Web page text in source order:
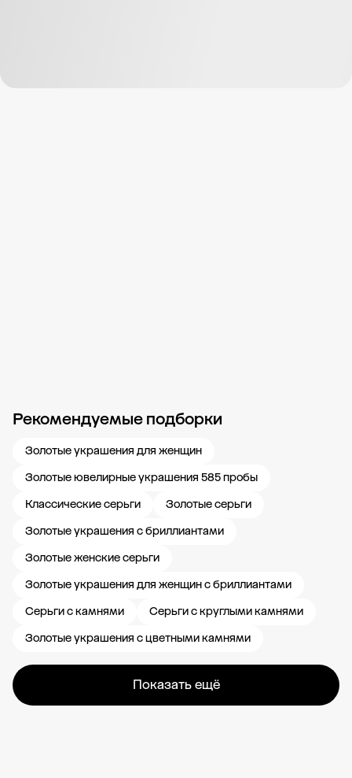
Рекомендуемые подборки
Золотые украшения для женщин
Золотые ювелирные украшения 585 пробы
Классические серьги
Золотые серьги
Золотые украшения с бриллиантами
Золотые женские серьги
Золотые украшения для женщин с бриллиантами
Серьги с камнями
Серьги с круглыми камнями
Золотые украшения с цветными камнями
Показать ещё
Новости компании Журнал ЗОЛОТОЙ Блог